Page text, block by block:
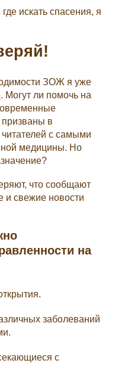
искать спасения, я
ЗОЖ я уже
. Могут ли помочь на
в
с самыми
медицины. Но
что сообщают
и свежие новости
на
заболеваний
с